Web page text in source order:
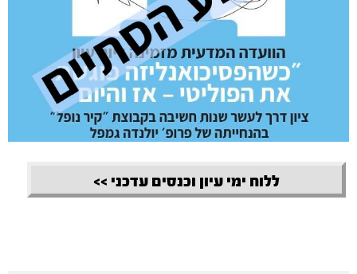
ללוח ימי עיון וכנסים עדכני >>